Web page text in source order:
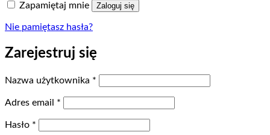
Zapamiętaj mnie Zaloguj się
Nie pamiętasz hasła?
Zarejestruj się
Nazwa użytkownika *
Adres email *
Hasło *